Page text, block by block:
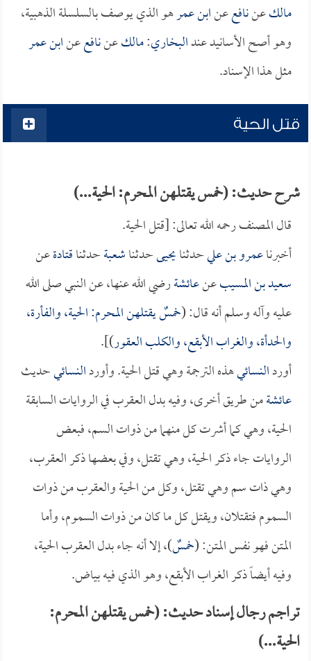
مالكعننافععنابن عمرهو الذي يوصف بالسلسلة الذهبية،
وهو أصح الأسانيد عندالبخاري:مالكعننافععنابن عمر
مثل هذا الإسناد.
قتل الحية
شرح حديث: (خمس يقتلهن المحرم: الحية...)
قال المصنف رحمه الله تعالى: [قتل الحية.
أخبرناعمرو بن عليحدثنايحيىحدثناشعبةحدثناقتادةعن
سعيد بن المسيبعنعائشةرضي الله عنها، عن النبي صلى الله
عليه وآله وسلم أنه قال: (خمسٌ يقتلهن المحرم: الحية، والفأرة،
والحدأة، والغراب الأبقع، والكلب العقور)].
أوردالنسائيهذه الترجمة وهي قتل الحية. وأوردالنسائيحديث
عائشةمن طريق أخرى، وفيه بدل العقرب في الروايات السابقة
الحية، وهي كما أشرت كل منهما من ذوات السم، فبعض
الروايات جاء ذكر الحية، وهي تقتل، وفي بعضها ذكر العقرب،
وهي ذات سم وهي تقتل، وكل من الحية والعقرب من ذوات
السموم فتقتلان، ويقتل كل ما كان من ذوات السموم، وأما
المتن فهو نفس المتن: (خمسٌ)، إلا أنه جاء بدل العقرب الحية،
وفيه أيضاً ذكر الغراب الأبقع، وهو الذي فيه بياض.
تراجم رجال إسناد حديث: (خمس يقتلهن المحرم:
الحية...)